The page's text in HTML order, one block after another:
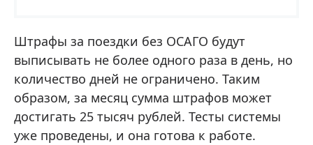
Штрафы за поездки без ОСАГО будут
выписывать не более одного раза в день, но
количество дней не ограничено. Таким
образом, за месяц сумма штрафов может
достигать 25 тысяч рублей. Тесты системы
уже проведены, и она готова к работе.